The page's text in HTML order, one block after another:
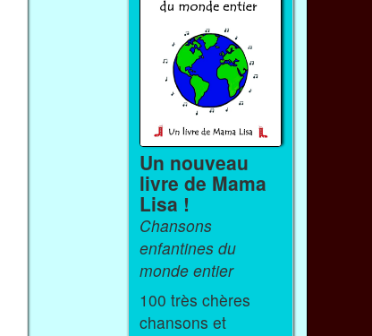
Un nouveau
livre de Mama
Lisa !
Chansons
enfantines du
monde entier
100 très chères
chansons et